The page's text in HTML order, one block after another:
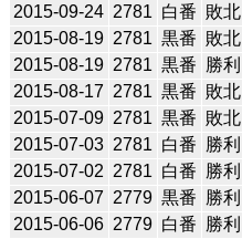
2015-09-24 2781 白番 敗北
2015-08-19 2781 黒番 敗北
2015-08-19 2781 黒番 勝利
2015-08-17 2781 黒番 敗北
2015-07-09 2781 黒番 敗北
2015-07-03 2781 白番 勝利
2015-07-02 2781 白番 勝利
2015-06-07 2779 黒番 勝利
2015-06-06 2779 白番 勝利